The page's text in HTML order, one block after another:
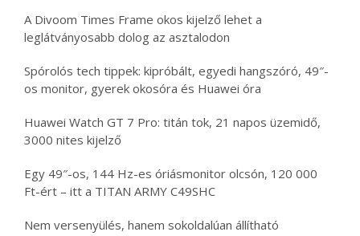
A Divoom Times Frame okos kijelző lehet a
leglátványosabb dolog az asztalodon
Spórolós tech tippek: kipróbált, egyedi hangszóró, 49″-
os monitor, gyerek okosóra és Huawei óra
Huawei Watch GT 7 Pro: titán tok, 21 napos üzemidő,
3000 nites kijelző
Egy 49″-os, 144 Hz-es óriásmonitor olcsón, 120 000
Ft-ért – itt a TITAN ARMY C49SHC
Nem versenyülés, hanem sokoldalúan állítható